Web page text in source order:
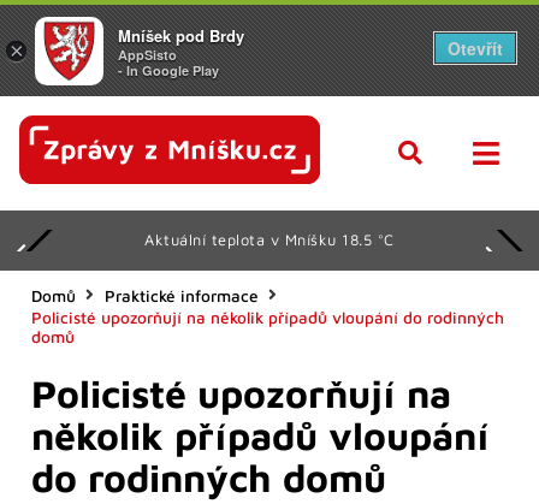
Aktuální teplota v Mníšku 18.5 °C
Domů
Praktické informace
Policisté upozorňují na několik případů vloupání do rodinných
domů
Policisté upozorňují na
několik případů vloupání
do rodinných domů
×
Mníšek pod Brdy
AppSisto
- In Google Play
Otevřít